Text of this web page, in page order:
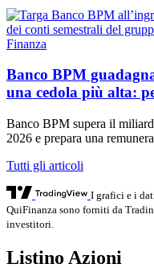
Finanza
Banco BPM
una cedola più alta:
Banco BPM supera il
2026 e prepara una
Tutti gli articoli
I grafici e i
QuiFinanza sono forniti da
investitori.
Listino Azioni